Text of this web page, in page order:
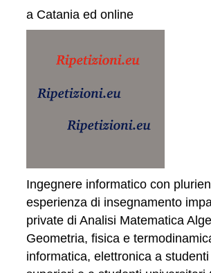
a Catania ed online
Ingegnere informatico con
esperienza di insegnamento
private di Analisi Matematica
Geometria, fisica e
informatica, elettronica a